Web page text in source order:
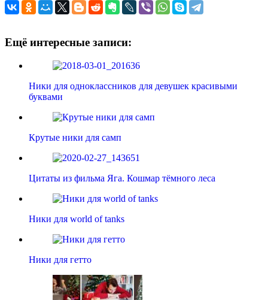
Ещё интересные записи:
Ники для одноклассников для девушек красивыми
буквами
Крутые ники для самп
Цитаты из фильма Яга. Кошмар тёмного леса
Ники для world of tanks
Ники для гетто